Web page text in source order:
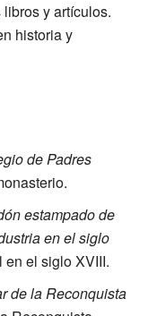
y artículos.
historia y
de Padres
estampado de
en el siglo
el siglo XVIII.
de la Reconquista